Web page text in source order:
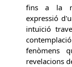
fins a la
expressió
intuïció
fenòmens
revelacions